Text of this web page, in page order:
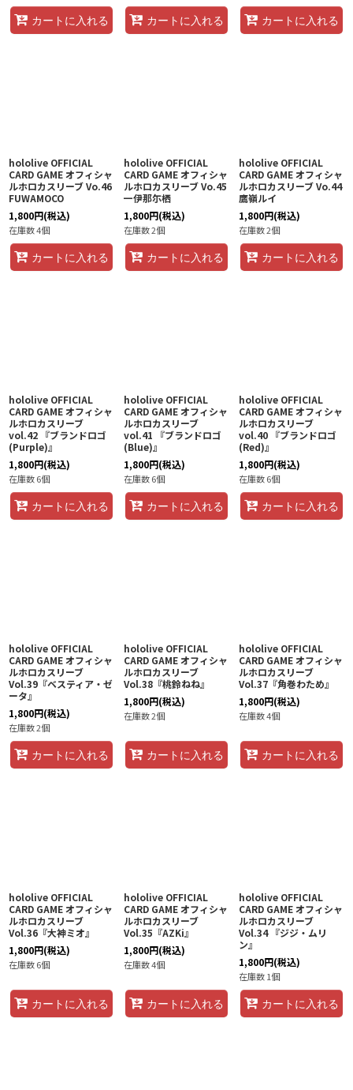
カートに入れる カートに入れる カートに入れる
hololive OFFICIAL
CARD GAME オフィシャ
ルホロカスリーブ Vo.46
FUWAMOCO
1,800円(税込)
在庫数 4個
カートに入れる
hololive OFFICIAL
CARD GAME オフィシャ
ルホロカスリーブ Vo.45
一伊那尓栖
1,800円(税込)
在庫数 2個
カートに入れる
hololive OFFICIAL
CARD GAME オフィシャ
ルホロカスリーブ Vo.44
鷹嶺ルイ
1,800円(税込)
在庫数 2個
カートに入れる
hololive OFFICIAL
CARD GAME オフィシャ
ルホロカスリーブ
vol.42 『ブランドロゴ
(Purple)』
1,800円(税込)
在庫数 6個
カートに入れる
hololive OFFICIAL
CARD GAME オフィシャ
ルホロカスリーブ
vol.41 『ブランドロゴ
(Blue)』
1,800円(税込)
在庫数 6個
カートに入れる
hololive OFFICIAL
CARD GAME オフィシャ
ルホロカスリーブ
vol.40 『ブランドロゴ
(Red)』
1,800円(税込)
在庫数 6個
カートに入れる
hololive OFFICIAL
CARD GAME オフィシャ
ルホロカスリーブ
Vol.39『ベスティア・ゼ
ータ』
1,800円(税込)
在庫数 2個
カートに入れる
hololive OFFICIAL
CARD GAME オフィシャ
ルホロカスリーブ
Vol.38『桃鈴ねね』
1,800円(税込)
在庫数 2個
カートに入れる
hololive OFFICIAL
CARD GAME オフィシャ
ルホロカスリーブ
Vol.37『角巻わため』
1,800円(税込)
在庫数 4個
カートに入れる
hololive OFFICIAL
CARD GAME オフィシャ
ルホロカスリーブ
Vol.36『大神ミオ』
1,800円(税込)
在庫数 6個
カートに入れる
hololive OFFICIAL
CARD GAME オフィシャ
ルホロカスリーブ
Vol.35『AZKi』
1,800円(税込)
在庫数 4個
カートに入れる
hololive OFFICIAL
CARD GAME オフィシャ
ルホロカスリーブ
Vol.34 『ジジ・ムリ
ン』
1,800円(税込)
在庫数 1個
カートに入れる